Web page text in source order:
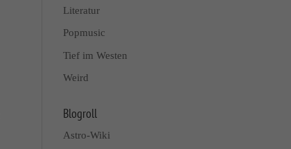
Literatur
Popmusic
Tief im Westen
Weird
Blogroll
Astro-Wiki